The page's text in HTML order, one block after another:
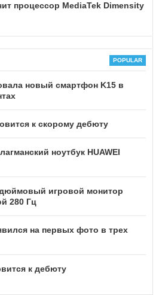
процессор MediaTek Dimensity
новый смартфон K15 в
к скорому дебюту
ноутбук HUAWEI
игровой монитор
280 Гц
на первых фото в трех
к дебюту